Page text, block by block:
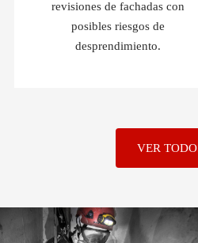
revisiones de fachadas con
posibles riesgos de
desprendimiento.
VER